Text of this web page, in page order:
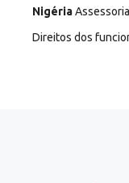
Nigéria
Direitos dos